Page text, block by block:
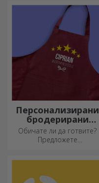
Персонализирани
бродерирани
шорти
Обичате ли да готвите?
Предложете